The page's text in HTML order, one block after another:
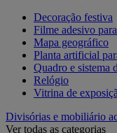
Decoração festiva
Filme adesivo
Mapa geográfico
Planta artificial
Quadro e sistema
Relógio
Vitrina de
Divisórias e mobiliário
Ver todas as categorias